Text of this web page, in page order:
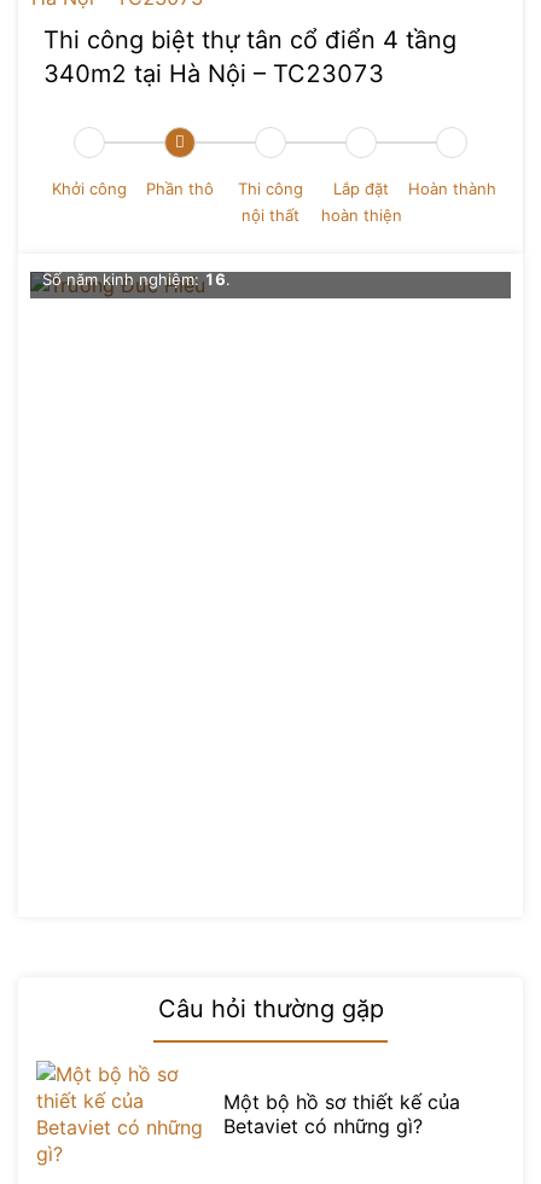
Thi công biệt thự tân cổ điển 4 tầng
340m2 tại Hà Nội – TC23073
Khởi công Phần thô
Thi công
nội thất
Lắp đặt
hoàn thiện
Hoàn thành
Trương Đức Hiếu
: Giám đốc thiết kế Nội thất
Số năm kinh nghiệm:16.
Câu hỏi thường gặp
Một bộ hồ sơ thiết kế của
Betaviet có những gì?